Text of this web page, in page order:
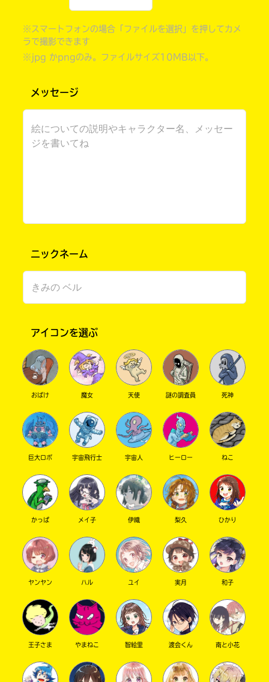
自分だけの
このマチのことを
もっと知りたい
キミに
※スマートフォンの場合「ファイルを選択」を押してカメ
ラで撮影できます
※jpg かpngのみ。ファイルサイズ10MB以下。
メッセージ
ニックネーム
アイコンを選ぶ
おばけ 魔女 天使 謎の調査員 死神
巨大ロボ 宇宙飛行士 宇宙人 ヒーロー ねこ
かっぱ メイ子 伊織 梨久 ひかり
ヤンヤン ハル ユイ 実月 和子
王子さま やまねこ 智絵里 渡会くん 南と小花